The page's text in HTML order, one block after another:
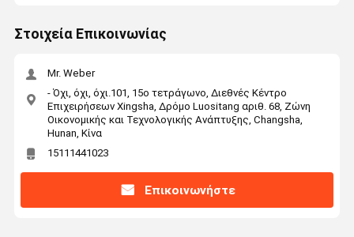
Στοιχεία Επικοινωνίας
Mr. Weber
- Όχι, όχι, όχι.101, 15ο τετράγωνο, Διεθνές Κέντρο
Επιχειρήσεων Xingsha, Δρόμο Luositang αριθ. 68, Ζώνη
Οικονομικής και Τεχνολογικής Ανάπτυξης, Changsha,
Hunan, Κίνα
15111441023
Επικοινωνήστε